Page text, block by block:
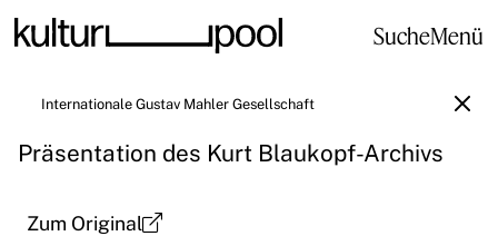
SucheMenü
Internationale Gustav Mahler Gesellschaft
Präsentation des Kurt Blaukopf-Archivs
Zum Original